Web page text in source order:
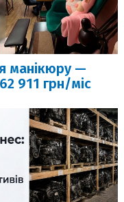
манікюру —
911 грн/міс